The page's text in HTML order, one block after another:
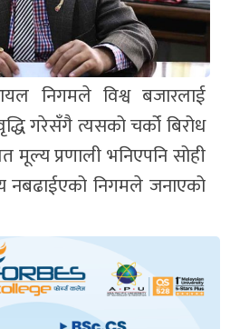
निगमले विश्व बजारलाई
गरेसँगै त्यसको चर्को बिरोध
प्रणाली भनिएपनि सोही
नबढाईएको निगमले जनाएको